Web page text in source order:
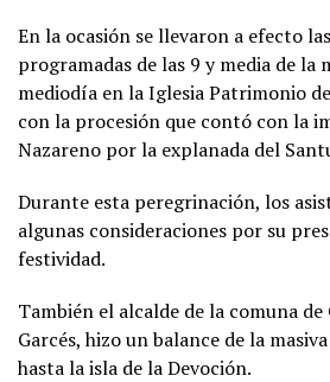
En la ocasión se llevaron a efecto
programadas de las 9 y media de la
mediodía en la Iglesia Patrimonio
con la procesión que contó con la
Nazareno por la explanada del
Durante esta peregrinación, los
algunas consideraciones por su
festividad.
También el alcalde de la comuna de
Garcés, hizo un balance de la
hasta la isla de la Devoción.